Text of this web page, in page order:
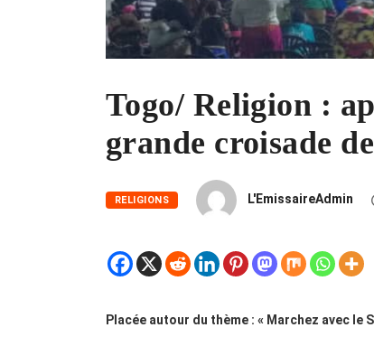
Togo/ Religion :
grande croisade
RELIGIONS L'EmissaireAdmin
Placée autour du thème : « Marchez avec le